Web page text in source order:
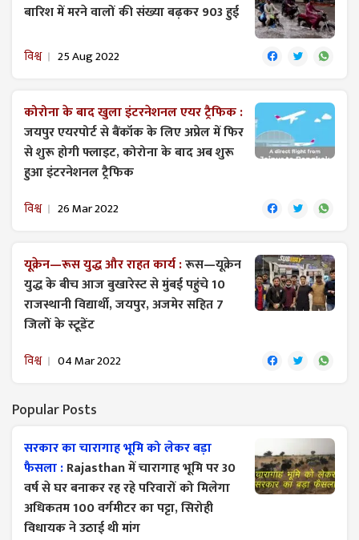
बारिश में मरने वालों की संख्या बढ़कर 903 हुई
विश्व 25 Aug 2022
कोरोना के बाद खुला इंटरनेशनल एयर ट्रैफिक :
जयपुर एयरपोर्ट से बैंकॉक के लिए अप्रेल में फिर
से शुरू होगी फ्लाइट, कोरोना के बाद अब शुरू
हुआ इंटरनेशनल ट्रैफिक
विश्व 26 Mar 2022
यूक्रेन—रूस युद्ध और राहत कार्य :रूस—यूक्रेन
युद्ध के बीच आज बुखारेस्ट से मुंबई पहुंचे 10
राजस्थानी विद्यार्थी, जयपुर, अजमेर सहित 7
जिलों के स्टूडेंट
विश्व 04 Mar 2022
Popular Posts
सरकार का चारागाह भूमि को लेकर बड़ा
फैसला :Rajasthan में चारागाह भूमि पर 30
वर्ष से घर बनाकर रह रहे परिवारों को मिलेगा
अधिकतम 100 वर्गमीटर का पट्टा, सिरोही
विधायक ने उठाई थी मांग